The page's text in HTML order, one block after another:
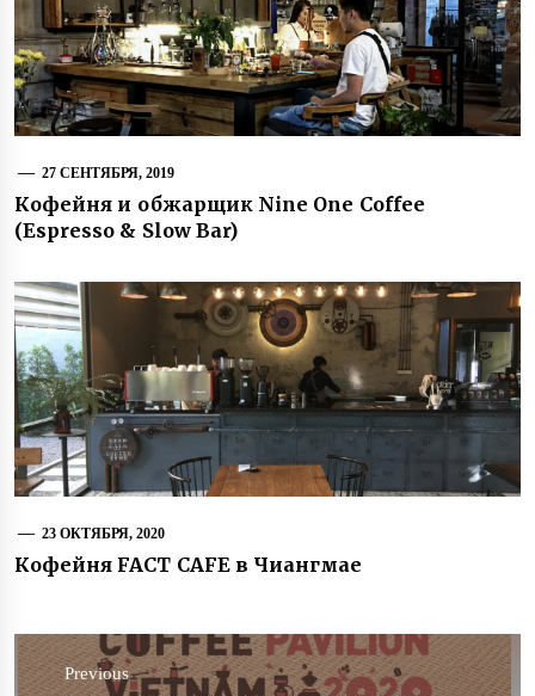
27 СЕНТЯБРЯ, 2019
Кофейня и обжарщик Nine One Coffee
(Espresso & Slow Bar)
23 ОКТЯБРЯ, 2020
Кофейня FACT CAFE в Чиангмае
Навигация
по
Previous